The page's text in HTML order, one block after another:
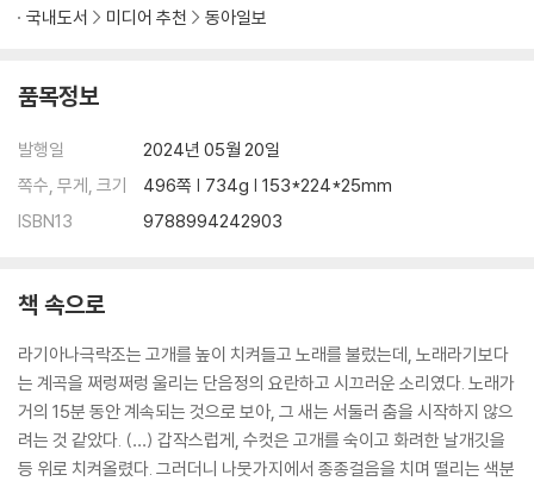
국내도서 미디어 추천 동아일보
품목정보
발행일
2024년 05월 20일
쪽수, 무게, 크기
496쪽 | 734g | 153*224*25mm
ISBN13
9788994242903
책 속으로
라기아나극락조는 고개를 높이 치켜들고 노래를 불렀는데, 노래라기보다
는 계곡을 쩌렁쩌렁 울리는 단음정의 요란하고 시끄러운 소리였다. 노래가
거의 15분 동안 계속되는 것으로 보아, 그 새는 서둘러 춤을 시작하지 않으
려는 것 같았다. (…) 갑작스럽게, 수컷은 고개를 숙이고 화려한 날개깃을
등 위로 치켜올렸다. 그러더니 나뭇가지에서 종종걸음을 치며 떨리는 색분